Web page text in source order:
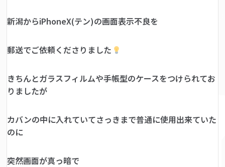
新潟からiPhoneX(テン)の画面表示不良を
郵送でご依頼くださりました
きちんとガラスフィルムや手帳型のケースをつけられてお
りましたが
カバンの中に入れていてさっきまで普通に使用出来ていた
のに
突然画面が真っ暗で